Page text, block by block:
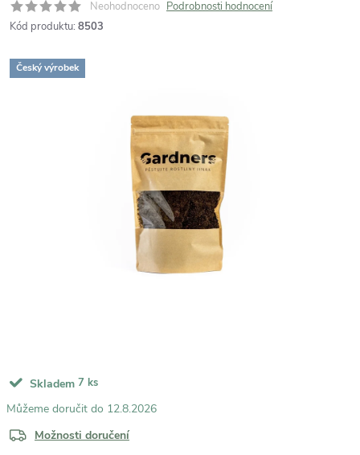
Neohodnoceno Podrobnosti hodnocení
Kód produktu: 8503
Český výrobek
Skladem 7 ks
12.8.2026
Možnosti doručení